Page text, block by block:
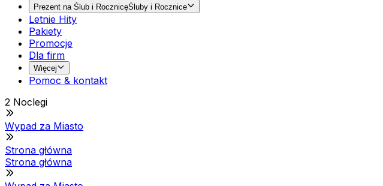
Prezent na Ślub i RocznicęŚluby i Rocznice
Letnie Hity
Pakiety
Promocje
Dla firm
Więcej
Pomoc & kontakt
2 Noclegi
Wypad za Miasto
Strona główna
Strona główna